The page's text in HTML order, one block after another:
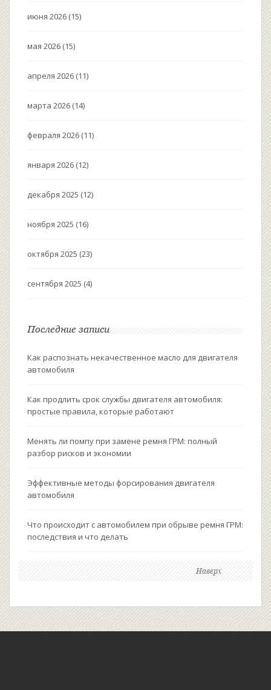
июня 2026 (15)
мая 2026 (15)
апреля 2026 (11)
марта 2026 (14)
февраля 2026 (11)
января 2026 (12)
декабря 2025 (12)
ноября 2025 (16)
октября 2025 (23)
сентября 2025 (4)
Последние записи
Как распознать некачественное масло для двигателя
автомобиля
Как продлить срок службы двигателя автомобиля:
простые правила, которые работают
Менять ли помпу при замене ремня ГРМ: полный
разбор рисков и экономии
Эффективные методы форсирования двигателя
автомобиля
Что происходит с автомобилем при обрыве ремня ГРМ:
последствия и что делать
Наверх